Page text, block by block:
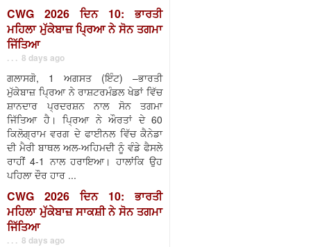
CWG 2026 ਦਿਨ 10: ਭਾਰਤੀ
ਮਹਿਲਾ ਮੁੱਕੇਬਾਜ਼ ਪ੍ਰਿਆ ਨੇ ਸੋਨ ਤਗਮਾ
ਜਿੱਤਿਆ
. . . 8 days ago
ਗਲਾਸਗੋ, 1 ਅਗਸਤ (ਇੰਟ) –ਭਾਰਤੀ
ਮੁੱਕੇਬਾਜ਼ ਪ੍ਰਿਆ ਨੇ ਰਾਸ਼ਟਰਮੰਡਲ ਖੇਡਾਂ ਵਿੱਚ
ਸ਼ਾਨਦਾਰ ਪ੍ਰਦਰਸ਼ਨ ਨਾਲ ਸੋਨ ਤਗਮਾ
ਜਿੱਤਿਆ ਹੈ। ਪ੍ਰਿਆ ਨੇ ਔਰਤਾਂ ਦੇ 60
ਕਿਲੋਗ੍ਰਾਮ ਵਰਗ ਦੇ ਫਾਈਨਲ ਵਿੱਚ ਕੈਨੇਡਾ
ਦੀ ਮੈਰੀ ਬਾਥਲ ਅਲ-ਅਹਿਮਦੀ ਨੂੰ ਵੰਡੇ ਫੈਸਲੇ
ਰਾਹੀਂ 4-1 ਨਾਲ ਹਰਾਇਆ। ਹਾਲਾਂਕਿ ਉਹ
ਪਹਿਲਾ ਦੌਰ ਹਾਰ ...
CWG 2026 ਦਿਨ 10: ਭਾਰਤੀ
ਮਹਿਲਾ ਮੁੱਕੇਬਾਜ਼ ਸਾਕਸ਼ੀ ਨੇ ਸੋਨ ਤਗਮਾ
ਜਿੱਤਿਆ
. . . 8 days ago